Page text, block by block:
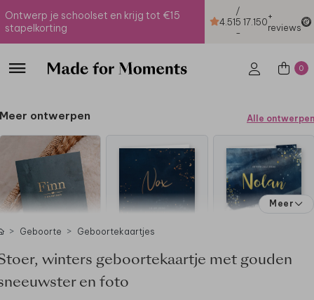
Ontwerp je schoolset en krijg tot €15
stapelkorting
4.51
/
5
-
17.150+
reviews
0
Meer ontwerpen Alle ontwerpen
Meer
Geboorte Geboortekaartjes
winters geboortekaartje met gouden
en foto